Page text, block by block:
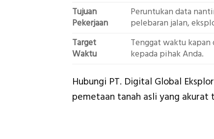
Tujuan
Pekerjaan
Peruntukan data
pelebaran jalan,
Target
Waktu
Tenggat waktu kapan
kepada pihak Anda.
Hubungi PT. Digital Global
pemetaan tanah asli yang akurat